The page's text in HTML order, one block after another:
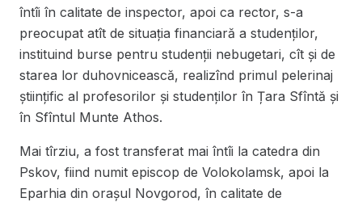
întîi în calitate de inspector, apoi ca rector, s-a
preocupat atît de situația financiară a studenților,
instituind burse pentru studenții nebugetari, cît și de
starea lor duhovnicească, realizînd primul pelerinaj
științific al profesorilor și studenților în Țara Sfîntă și
în Sfîntul Munte Athos.
Mai tîrziu, a fost transferat mai întîi la catedra din
Pskov, fiind numit episcop de Volokolamsk, apoi la
Eparhia din orașul Novgorod, în calitate de